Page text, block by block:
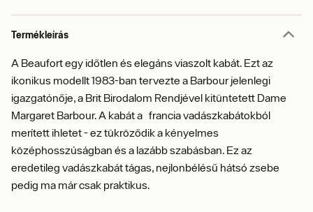
Termékleírás
A Beaufort egy időtlen és elegáns viaszolt kabát. Ezt az
ikonikus modellt 1983-ban tervezte a Barbour jelenlegi
igazgatónője, a Brit Birodalom Rendjével kitüntetett Dame
Margaret Barbour. A kabát a francia vadászkabátokból
merített ihletet - ez tükröződik a kényelmes
középhosszúságban és a lazább szabásban. Ez az
eredetileg vadászkabát tágas, nejlonbélésű hátsó zsebe
pedig ma már csak praktikus.